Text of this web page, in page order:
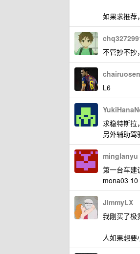
如果求推荐
不管抄不抄
chairuosen
L6
求稳特斯拉
另外辅助驾
minglanyu
第一台车建
mona03 10
JimmyLX
我刚买了极
人如果想要